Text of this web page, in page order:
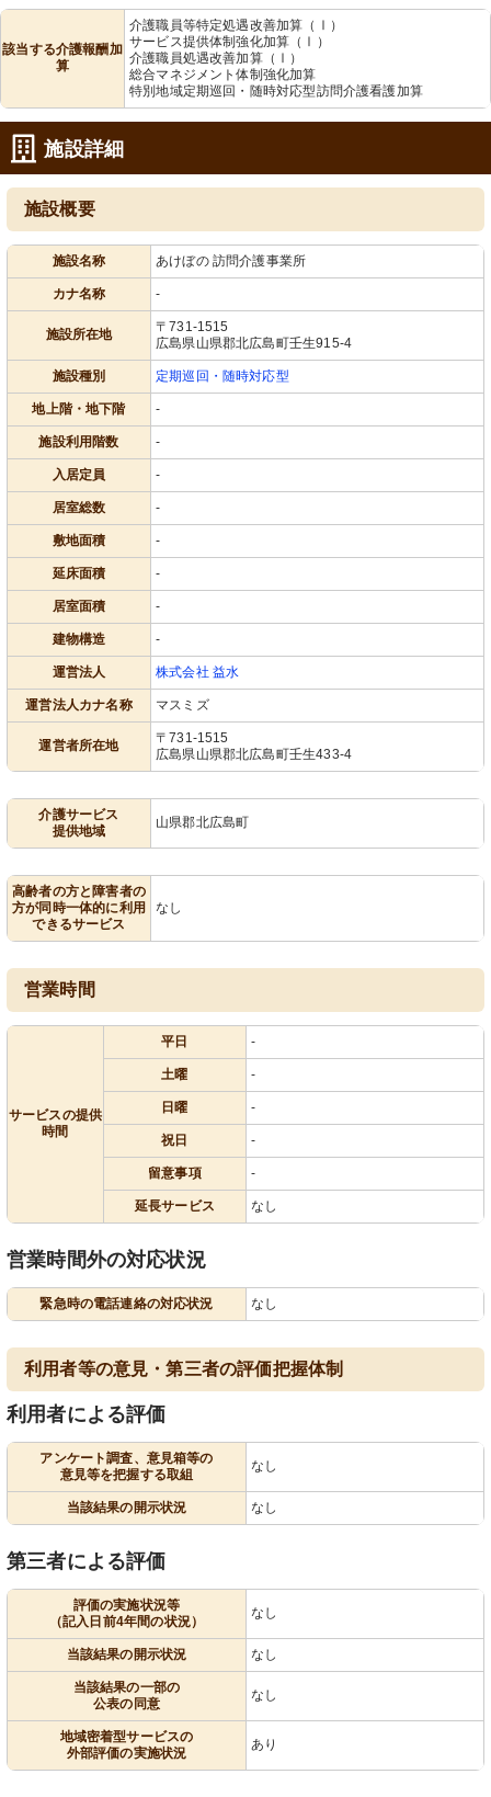
該当する介護報酬加
算
介護職員等特定処遇改善加算（Ⅰ）
サービス提供体制強化加算（Ⅰ）
介護職員処遇改善加算（Ⅰ）
総合マネジメント体制強化加算
特別地域定期巡回・随時対応型訪問介護看護加算
施設詳細
施設概要
施設名称 あけぼの 訪問介護事業所
カナ名称 -
施設所在地
〒731-1515
広島県山県郡北広島町壬生915-4
施設種別 定期巡回・随時対応型
地上階・地下階 -
施設利用階数 -
入居定員 -
居室総数 -
敷地面積 -
延床面積 -
居室面積 -
建物構造 -
運営法人 株式会社 益水
運営法人カナ名称 マスミズ
運営者所在地
〒731-1515
広島県山県郡北広島町壬生433-4
介護サービス
提供地域
山県郡北広島町
高齢者の方と障害者の
方が同時一体的に利用
できるサービス
なし
営業時間
サービスの提供
時間
平日 -
土曜 -
日曜 -
祝日 -
留意事項 -
延長サービス なし
営業時間外の対応状況
緊急時の電話連絡の対応状況 なし
利用者等の意見・第三者の評価把握体制
利用者による評価
アンケート調査、意見箱等の
意見等を把握する取組
なし
当該結果の開示状況 なし
第三者による評価
評価の実施状況等
（記入日前4年間の状況）
なし
当該結果の開示状況 なし
当該結果の一部の
公表の同意
なし
地域密着型サービスの
外部評価の実施状況
あり